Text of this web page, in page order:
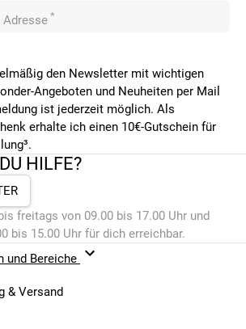
Adresse *
den Newsletter mit wichtigen
Angeboten und Neuheiten per Mail
ist jederzeit möglich. Als
erhalte ich einen 10€-Gutschein für
HILFE?
freitags von 09.00 bis 17.00 Uhr und
bis 15.00 Uhr für dich erreichbar.
und Bereiche
& Versand